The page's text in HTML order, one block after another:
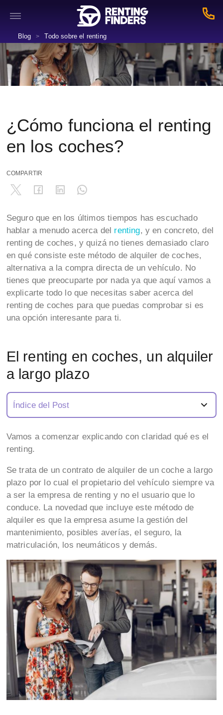
Blog > Todo sobre el renting
¿Cómo funciona el renting
en los coches?
COMPARTIR
Seguro que en los últimos tiempos has escuchado
hablar a menudo acerca del renting, y en concreto, del
renting de coches, y quizá no tienes demasiado claro
en qué consiste este método de alquiler de coches,
alternativa a la compra directa de un vehículo. No
tienes que preocuparte por nada ya que aquí vamos a
explicarte todo lo que necesitas saber acerca del
renting de coches para que puedas comprobar si es
una opción interesante para ti.
El renting en coches, un alquiler
a largo plazo
Índice del Post
Vamos a comenzar explicando con claridad qué es el
renting.
Se trata de un contrato de alquiler de un coche a largo
plazo por lo cual el propietario del vehículo siempre va
a ser la empresa de renting y no el usuario que lo
conduce. La novedad que incluye este método de
alquiler es que la empresa asume la gestión del
mantenimiento, posibles averías, el seguro, la
matriculación, los neumáticos y demás.